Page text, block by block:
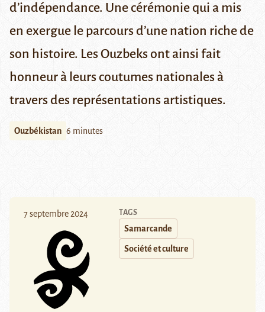
d’indépendance. Une cérémonie qui a mis
en exergue le parcours d’une nation riche de
son histoire. Les Ouzbeks ont ainsi fait
honneur à leurs coutumes nationales à
travers des représentations artistiques.
Ouzbékistan 6 minutes
7 septembre 2024 TAGS
Samarcande
Société et culture